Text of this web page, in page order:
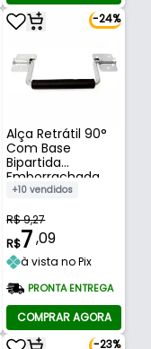
-24%
Alça Retrátil 90°
Com Base
Bipartida
Emborrachada
Altura 10,5 Mm
+10 vendidos
R$ 9,27
R$7,09
à vista no Pix
PRONTA ENTREGA
COMPRAR AGORA
-23%